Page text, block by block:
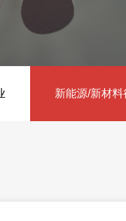
新能源/新材料